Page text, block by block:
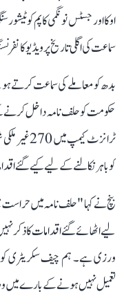
اوکا اور جسٹس نونگمی کاپم
سماعت کی اگلی تاریخ پر ویڈیو
ٹرانزٹ
کو باہر نکالنے کے لیے کیے گئے
بنچ نے کہا "حلف نامہ میں حراست
لیے اٹھائے گئے اقدامات کا ذکر
ورزی ہے۔ ہم چیف سکریٹری کو
تعمیل نہیں ہونے کے بارے